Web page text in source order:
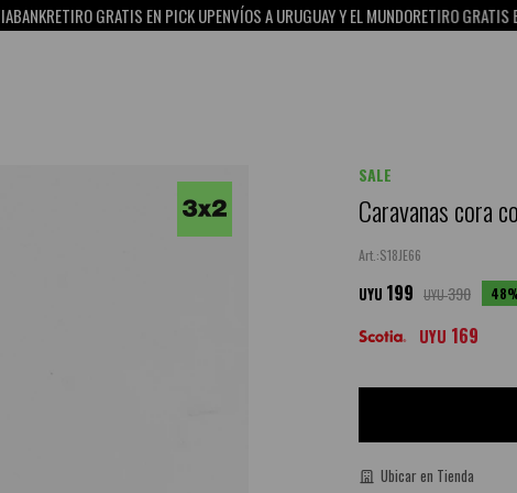
RETIRO GRATIS EN PICK UPENVÍOS A URUGUAY Y EL MUNDORETIRO GRATIS EN
SALE
Caravanas cora
S18JE66
UYU 199 UYU390 48
UYU 169
Ubicar en Tienda